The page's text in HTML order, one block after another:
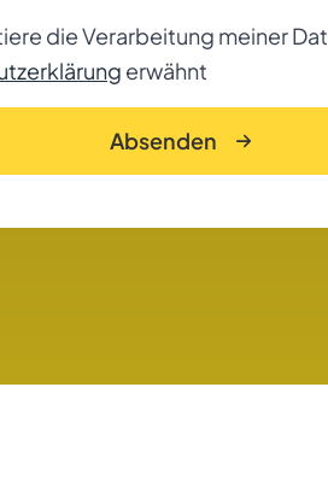
die Verarbeitung meiner
erwähnt
Absenden